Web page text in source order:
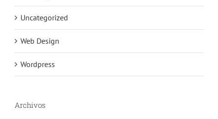
Uncategorized
Web Design
Wordpress
Archivos